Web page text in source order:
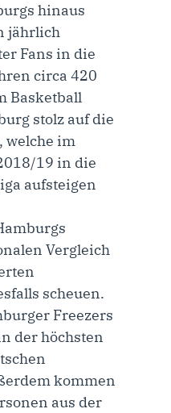
hinaus
jährlich
Fans in die
circa 420
Basketball
stolz auf die
welche im
19 in die
aufsteigen
Vergleich
scheuen.
Freezers
der höchsten
kommen
aus der